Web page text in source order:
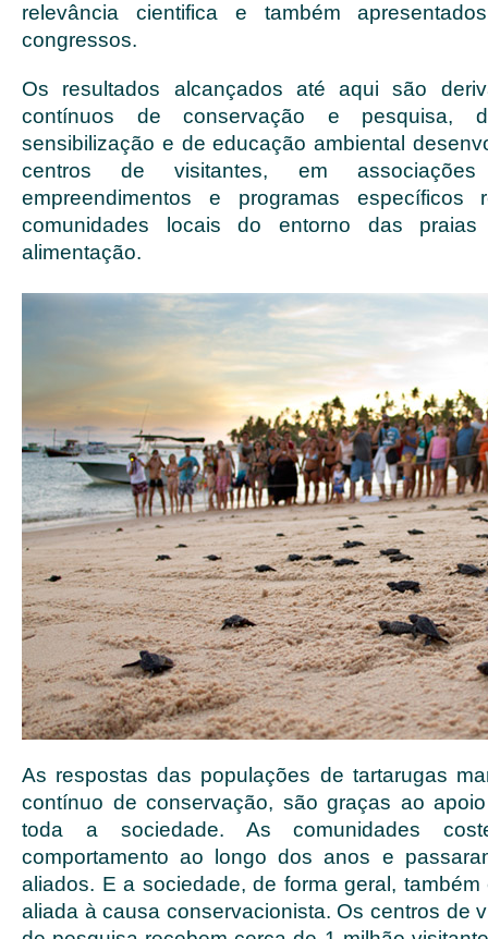
relevância cientifica e também
congressos.
Os resultados alcançados até aqui são
contínuos de conservação e pesquisa,
sensibilização e de educação ambiental
centros de visitantes, em
empreendimentos e programas específicos
comunidades locais do entorno das
alimentação.
As respostas das populações de tartarugas
contínuo de conservação, são graças ao
toda a sociedade. As comunidades
comportamento ao longo dos anos e
aliados. E a sociedade, de forma geral,
aliada à causa conservacionista. Os centros de